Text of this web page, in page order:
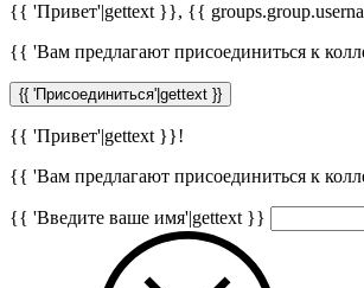
{{ 'Привет'|gettext }}, {{
{{ 'Вам предлагают присоединиться к
{{ 'Присоединиться'|gettext }}
{{ 'Привет'|gettext }}!
{{ 'Вам предлагают присоединиться к
{{ 'Введите ваше имя'|gettext }}